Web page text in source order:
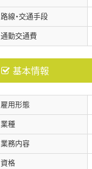
路線・交通手段
通勤交通費
基本情報
雇用形態
業種
業務内容
資格